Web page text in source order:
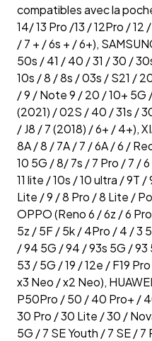
compatibles avec la
14/ 13 Pro /13 / 12Pro / 12
/ 7 + / 6s + / 6+),
50s / 41 / 40 / 31 / 30 /
10s / 8 / 8s / 03s / S21 /
/ 9 / Note 9 / 20 / 10+ 5G
(2021) / 02S / 40 / 31s /
/ J8 / 7 (2018) / 6+ / 4+),
8A / 8 / 7A / 7 / 6A / 6 /
10 5G / 8/ 7s / 7 Pro / 7 /
11 lite / 10s / 10 ultra / 9T
Lite / 9 / 8 Pro / 8 Lite /
OPPO (Reno 6 / 6z / 6
5z / 5F / 5k / 4Pro / 4 / 3
/ 94 5G / 94 / 93s 5G /
53 / 5G / 19 / 12e / F19
x3 Neo / x2 Neo),
P50Pro / 50 / 40 Pro+ /
30 Pro / 30 Lite / 30 /
5G / 7 SE Youth / 7 SE /